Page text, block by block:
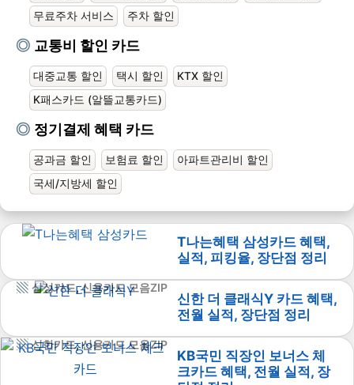
무료주차 서비스
주차 할인
교통비 할인 카드
대중교통 할인 택시 할인
KTX 할인
K패스카드 (알뜰교통카드)
정기결제 혜택 카드
공과금 할인 보험료 할인
아파트관리비 할인
국세/지방세 할인
T나는혜택 삼성카드 혜택,
실적, 피킹율, 장단점 정리
삼성카드,신용카드 모음ZIP
신한 더 클래식Y 카드 혜택,
전월 실적, 장단점 정리
신한카드,신용카드 모음ZIP
KB국민 직장인 보너스 체
크카드 혜택, 전월 실적, 장